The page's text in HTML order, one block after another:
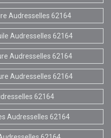
Audresselles 62164
Audresselles 62164
Audresselles 62164
Audresselles 62164
62164
Audresselles 62164